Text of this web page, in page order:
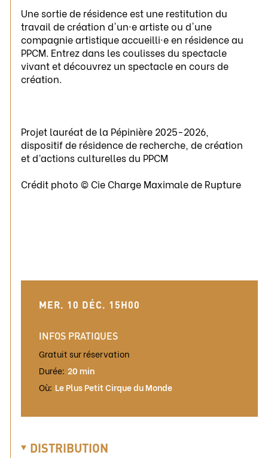
Une sortie de résidence est une restitution du
travail de création d'un·e artiste ou d'une
compagnie artistique accueilli·e en résidence au
PPCM. Entrez dans les coulisses du spectacle
vivant et découvrez un spectacle en cours de
création.
Projet lauréat de la Pépinière 2025-2026,
dispositif de résidence de recherche, de création
et d’actions culturelles du PPCM
Crédit photo © Cie Charge Maximale de Rupture
MER. 10 DÉC. 15H00
INFOS PRATIQUES
Gratuit sur réservation
Durée: 20 min
Où: Le Plus Petit Cirque du Monde
DISTRIBUTION